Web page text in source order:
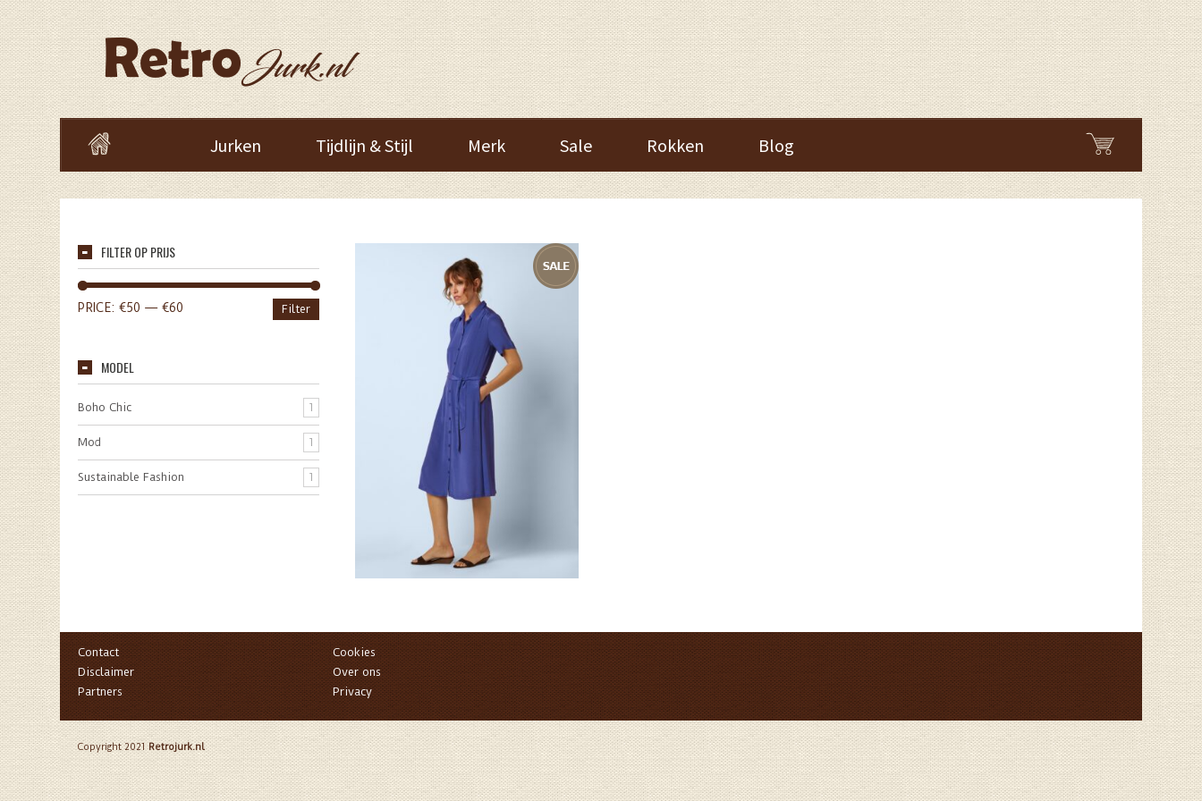
Jurken Tijdlijn & Stijl Merk Sale Rokken Blog
FILTER OP PRIJS
Filter
PRICE: €50 — €60
MODEL
Boho Chic 1
Mod 1
Sustainable Fashion 1
Contact
Cookies
Disclaimer
Over ons
Partners
Privacy
Copyright 2021Retrojurk.nl